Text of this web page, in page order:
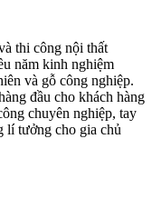
thi công nội thất
năm kinh nghiệm
và gỗ công nghiệp.
đầu cho khách hàng
chuyên nghiệp, tay
lí tưởng cho gia chủ